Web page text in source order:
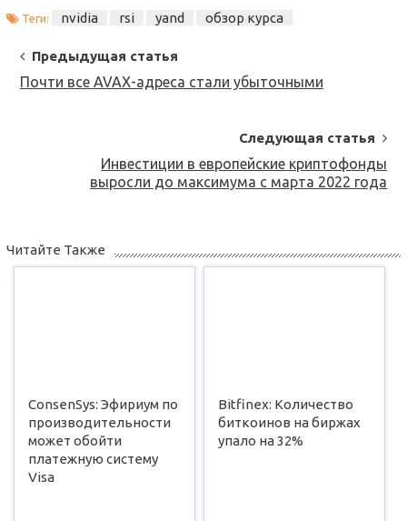
Теги: nvidia rsi yand обзор курса
Post
Navigation
Предыдущая статья
Почти все AVAX-адреса стали убыточными
Следующая статья
Инвестиции в европейские криптофонды
выросли до максимума с марта 2022 года
Читайте Также
ConsenSys: Эфириум по
производительности
может обойти
платежную систему
Visa
Bitfinex: Количество
биткоинов на биржах
упало на 32%